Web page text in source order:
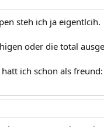
steh ich ja eigentlcih.
oder die total
ich schon als